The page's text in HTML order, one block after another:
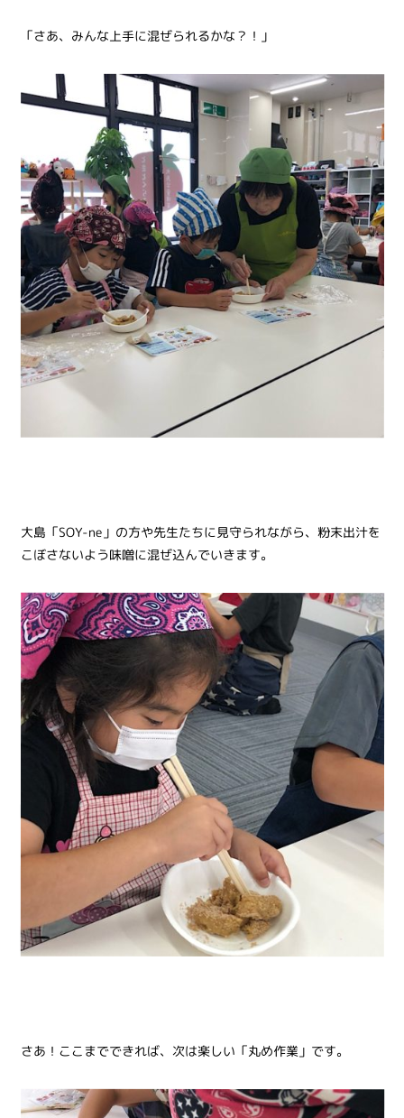
「さあ、みんな上手に混ぜられるかな？！」
大島「SOY-ne」の方や先生たちに見守られながら、粉末出汁を
こぼさないよう味噌に混ぜ込んでいきます。
さあ！ここまでできれば、次は楽しい「丸め作業」です。